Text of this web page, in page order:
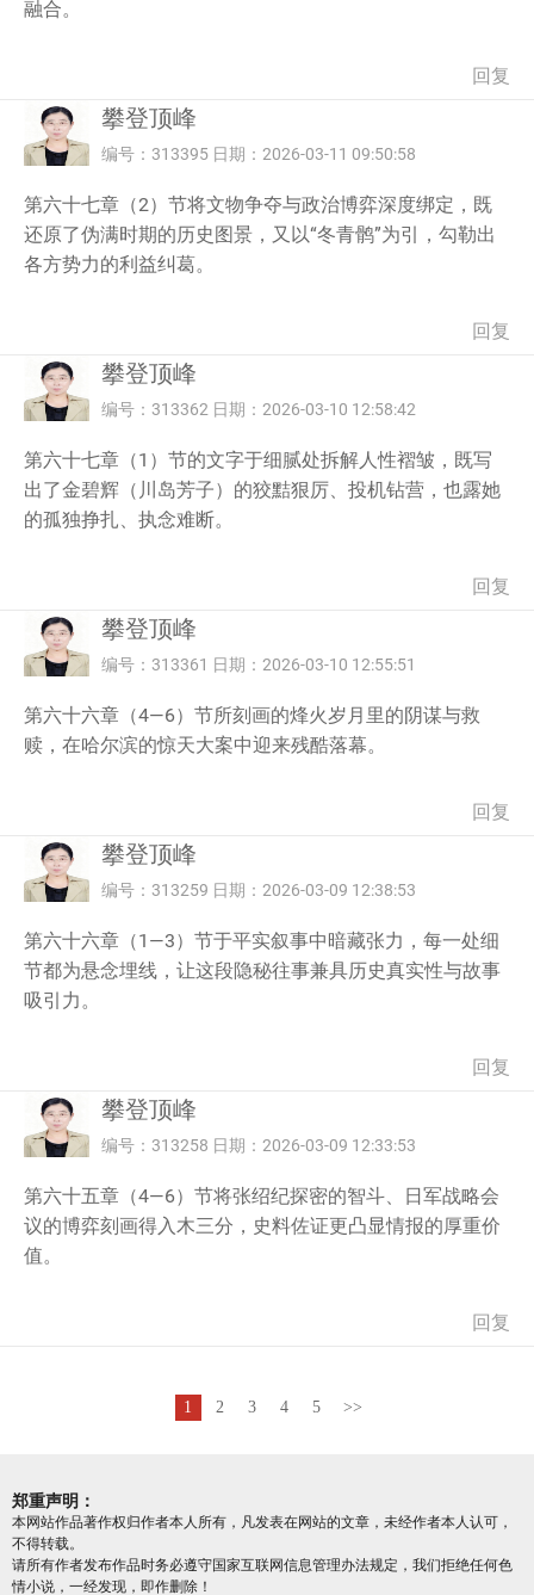
融合。
回复
攀登顶峰
编号：313395 日期：2026-03-11 09:50:58
第六十七章（2）节将文物争夺与政治博弈深度绑定，既
还原了伪满时期的历史图景，又以“冬青鹘”为引，勾勒出
各方势力的利益纠葛。
回复
攀登顶峰
编号：313362 日期：2026-03-10 12:58:42
第六十七章（1）节的文字于细腻处拆解人性褶皱，既写
出了金碧辉（川岛芳子）的狡黠狠厉、投机钻营，也露她
的孤独挣扎、执念难断。
回复
攀登顶峰
编号：313361 日期：2026-03-10 12:55:51
第六十六章（4—6）节所刻画的烽火岁月里的阴谋与救
赎，在哈尔滨的惊天大案中迎来残酷落幕。
回复
攀登顶峰
编号：313259 日期：2026-03-09 12:38:53
第六十六章（1—3）节于平实叙事中暗藏张力，每一处细
节都为悬念埋线，让这段隐秘往事兼具历史真实性与故事
吸引力。
回复
攀登顶峰
编号：313258 日期：2026-03-09 12:33:53
第六十五章（4—6）节将张绍纪探密的智斗、日军战略会
议的博弈刻画得入木三分，史料佐证更凸显情报的厚重价
值。
回复
1 2 3 4 5 >>
郑重声明：
本网站作品著作权归作者本人所有，凡发表在网站的文章，未经作者本人认可，
不得转载。
请所有作者发布作品时务必遵守国家互联网信息管理办法规定，我们拒绝任何色
情小说，一经发现，即作删除！